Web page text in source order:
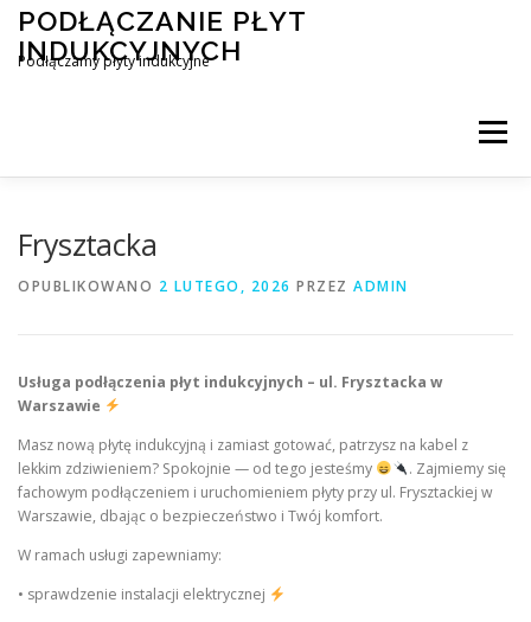
Przejdź
treści
PODŁĄCZANIE PŁYT
INDUKCYJNYCH
Podłączamy płyty indukcyjne
Menu
Frysztacka
OPUBLIKOWANO 2 LUTEGO, 2026 PRZEZ ADMIN
Usługa podłączenia płyt indukcyjnych – ul. Frysztacka w
Warszawie
Masz nową płytę indukcyjną i zamiast gotować, patrzysz na kabel z
lekkim zdziwieniem? Spokojnie — od tego jesteśmy
. Zajmiemy się
fachowym podłączeniem i uruchomieniem płyty przy ul. Frysztackiej w
Warszawie, dbając o bezpieczeństwo i Twój komfort.
W ramach usługi zapewniamy:
• sprawdzenie instalacji elektrycznej